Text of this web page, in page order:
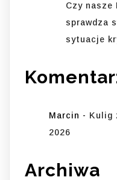
Czy nasze
sprawdza
sytuacje
Marcin - Kulig
2026
Archiwa